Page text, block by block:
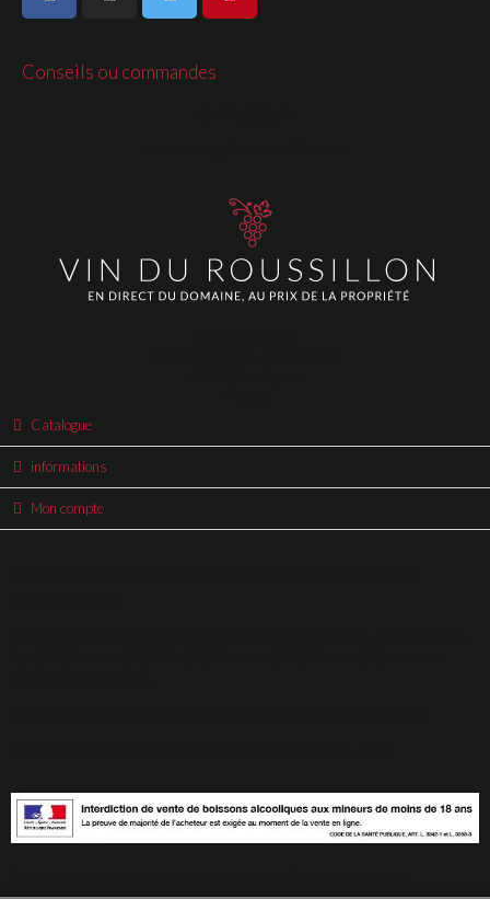
Conseils ou commandes
Catalogue
informations
Mon compte